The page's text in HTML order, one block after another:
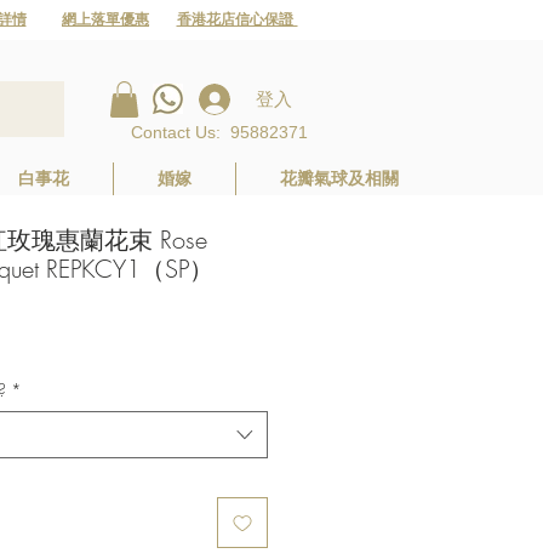
情 網上落單優惠 香港花店信心保證
登入
Contact Us: 95882371
白事花 婚嫁 花瓣氣球及相關
玫瑰惠蘭花束 Rose
REPKCY1（SP）
*